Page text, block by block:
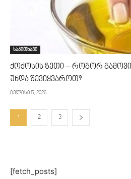
საკითხავი
ქოქოსის ზეთი – როგორ
უნდა შევიყვაროთ?
ივლისი 5, 2026
1 2 3
[fetch_posts]